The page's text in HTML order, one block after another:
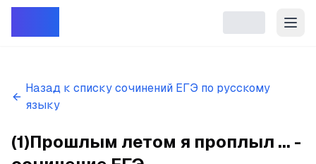
Назад к списку сочинений ЕГЭ по русскому
языку
(1)Прошлым летом я проплыл ... -